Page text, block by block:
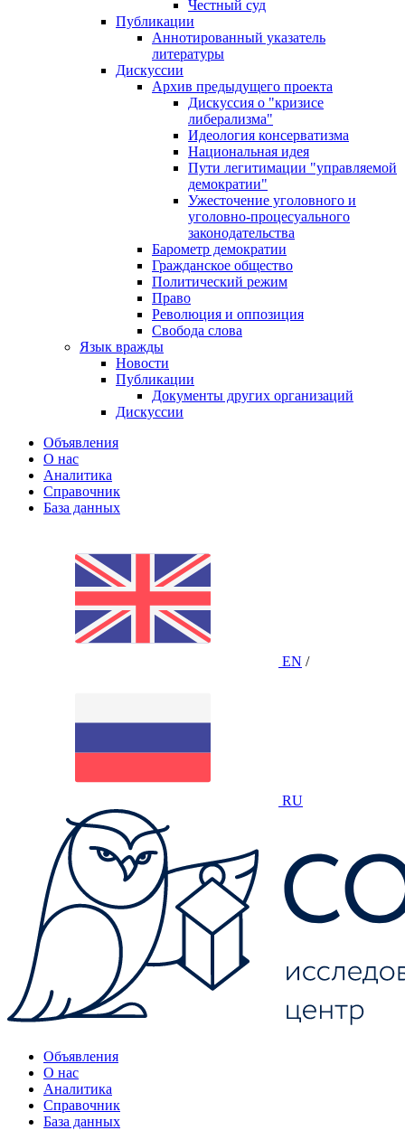
Честный суд
Публикации
Аннотированный указатель
литературы
Дискуссии
Архив предыдущего проекта
Дискуссия о "кризисе
либерализма"
Идеология консерватизма
Национальная идея
Пути легитимации "управляемой
демократии"
Ужесточение уголовного и
уголовно-процесуального
законодательства
Барометр демократии
Гражданское общество
Политический режим
Право
Революция и оппозиция
Свобода слова
Язык вражды
Новости
Публикации
Документы других организаций
Дискуссии
Объявления
О нас
Аналитика
Справочник
База данных
EN /
RU
Объявления
О нас
Аналитика
Справочник
База данных